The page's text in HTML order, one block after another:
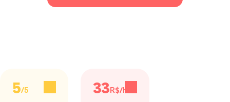
5/5 33R$/h